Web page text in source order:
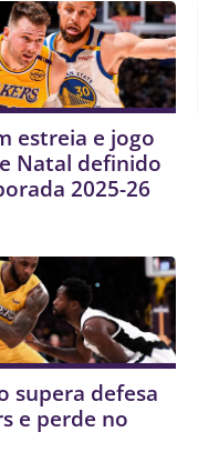
estreia e jogo
Natal definido
2025-26
supera defesa
e perde no